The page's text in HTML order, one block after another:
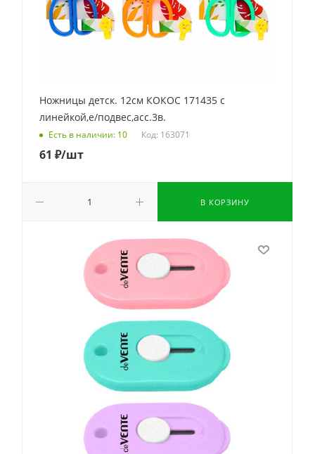
Ножницы детск. 12см КОКОС 171435 с
линейкой,е/подвес,асс.3в.
Есть в наличии: 10 Код: 163071
61 ₽/шт
В КОРЗИНУ